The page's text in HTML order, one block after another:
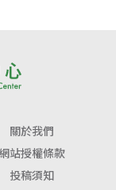
關於我們
網站授權條款
投稿須知